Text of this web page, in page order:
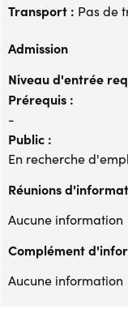
Transport : Pas de
Admission
Niveau d'entrée
Prérequis :
-
Public :
En recherche
Réunions
Aucune information
Complément
Aucune information